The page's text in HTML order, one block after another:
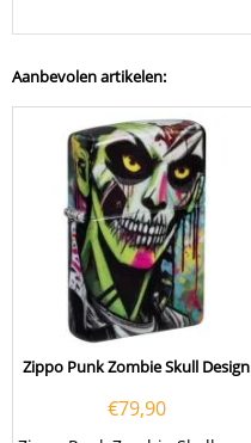
Aanbevolen artikelen:
Zippo Punk Zombie Skull Design
€79,90